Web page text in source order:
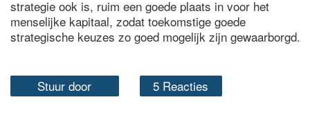
strategie ook is, ruim een goede plaats in voor het
menselijke kapitaal, zodat toekomstige goede
strategische keuzes zo goed mogelijk zijn gewaarborgd.
Stuur door 5 Reacties